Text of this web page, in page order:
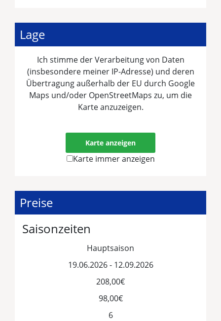
Lage
Ich stimme der Verarbeitung von Daten
(insbesondere meiner IP-Adresse) und deren
Übertragung außerhalb der EU durch Google
Maps und/oder OpenStreetMaps zu, um die
Karte anzuzeigen.
Karte anzeigen
Karte immer anzeigen
Preise
Saisonzeiten
Hauptsaison
19.06.2026 - 12.09.2026
208,00€
98,00€
6